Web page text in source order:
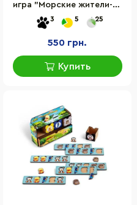
игра "Морские жители-2"
Ubumblebees (ПСД004)
PSD004 сортер-комодик
3 5 25
550 грн.
Купить